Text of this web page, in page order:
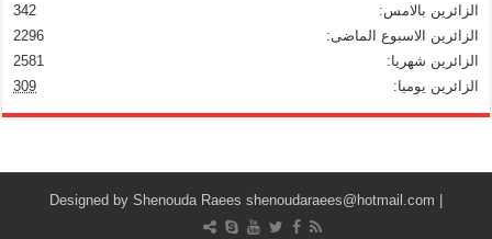
342
الزائرين بالامس:
2296
الزائرين الاسبوع الماضى:
2581
الزائرين شهريا:
309
الزائرين يوميا:
Shenouda Raees shenoudaraees@hotmail.com